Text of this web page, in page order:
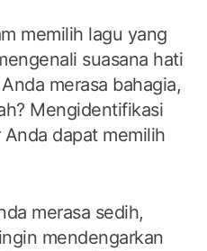
memilih lagu yang
suasana hati
merasa bahagia,
Mengidentifikasi
dapat memilih
merasa sedih,
mendengarkan